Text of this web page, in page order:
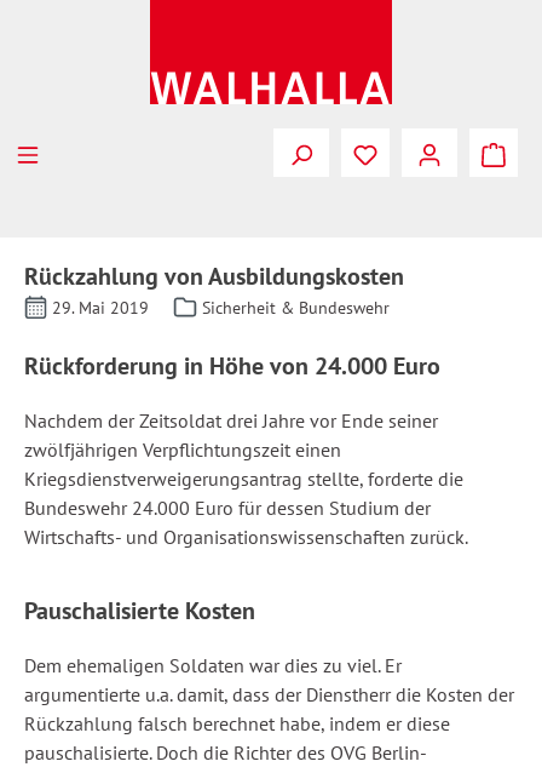
Rückzahlung von Ausbildungskosten
29. Mai 2019 Sicherheit & Bundeswehr
Rückforderung in Höhe von 24.000 Euro
Nachdem der Zeitsoldat drei Jahre vor Ende seiner
zwölfjährigen Verpflichtungszeit einen
Kriegsdienstverweigerungsantrag stellte, forderte die
Bundeswehr 24.000 Euro für dessen Studium der
Wirtschafts- und Organisationswissenschaften zurück.
Pauschalisierte Kosten
Dem ehemaligen Soldaten war dies zu viel. Er
argumentierte u.a. damit, dass der Dienstherr die Kosten der
Rückzahlung falsch berechnet habe, indem er diese
pauschalisierte. Doch die Richter des OVG Berlin-